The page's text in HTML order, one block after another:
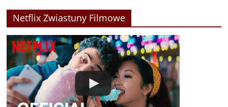
Netflix Zwiastuny Filmowe